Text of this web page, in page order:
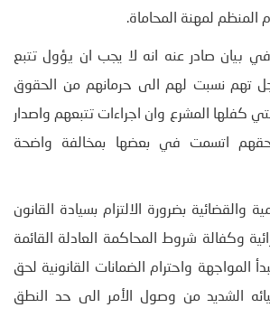
بيان صادر عنه انه لا يجب ان يؤول تتبع
تهم نسبت لهم الى حرمانهم من الحقوق
كفلها المشرع وان اجراءات تتبعهم واصدار
اتسمت في بعضها بمخالفة واضحة
والقضائية بضرورة الالتزام بسيادة القانون
وكفالة شروط المحاكمة العادلة القائمة
المواجهة واحترام الضمانات القانونية لحق
الشديد من وصول الأمر الى حد النطق